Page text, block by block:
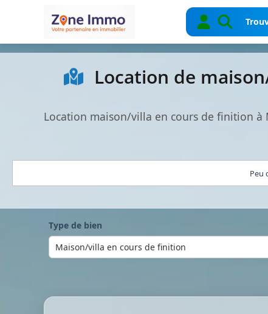
Location de
Location maison/villa en cours de finition à
Peu
Type de bien